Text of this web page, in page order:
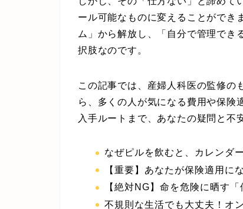
ール可能なものに変えることができ
ム」から解放し、「自分で管理でき
択肢なのです。
この記事では、産婦人科医の監修の
ら、多くの人が気になる費用や保険
入手ルートまで、あなたの疑問と不
なぜピルを飲むと、カレンダ
【重要】あなたが保険適用に
【絶対NG】命を危険に晒す
不規則な生活でも大丈夫！オ